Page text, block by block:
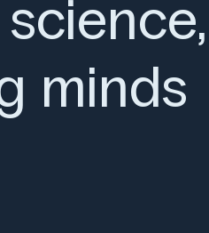
minds